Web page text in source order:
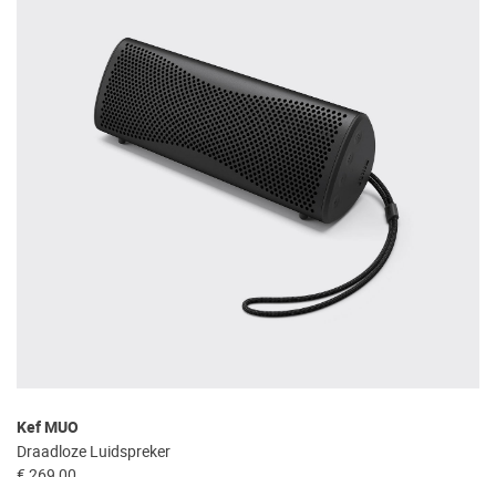
Kef MUO
Draadloze Luidspreker